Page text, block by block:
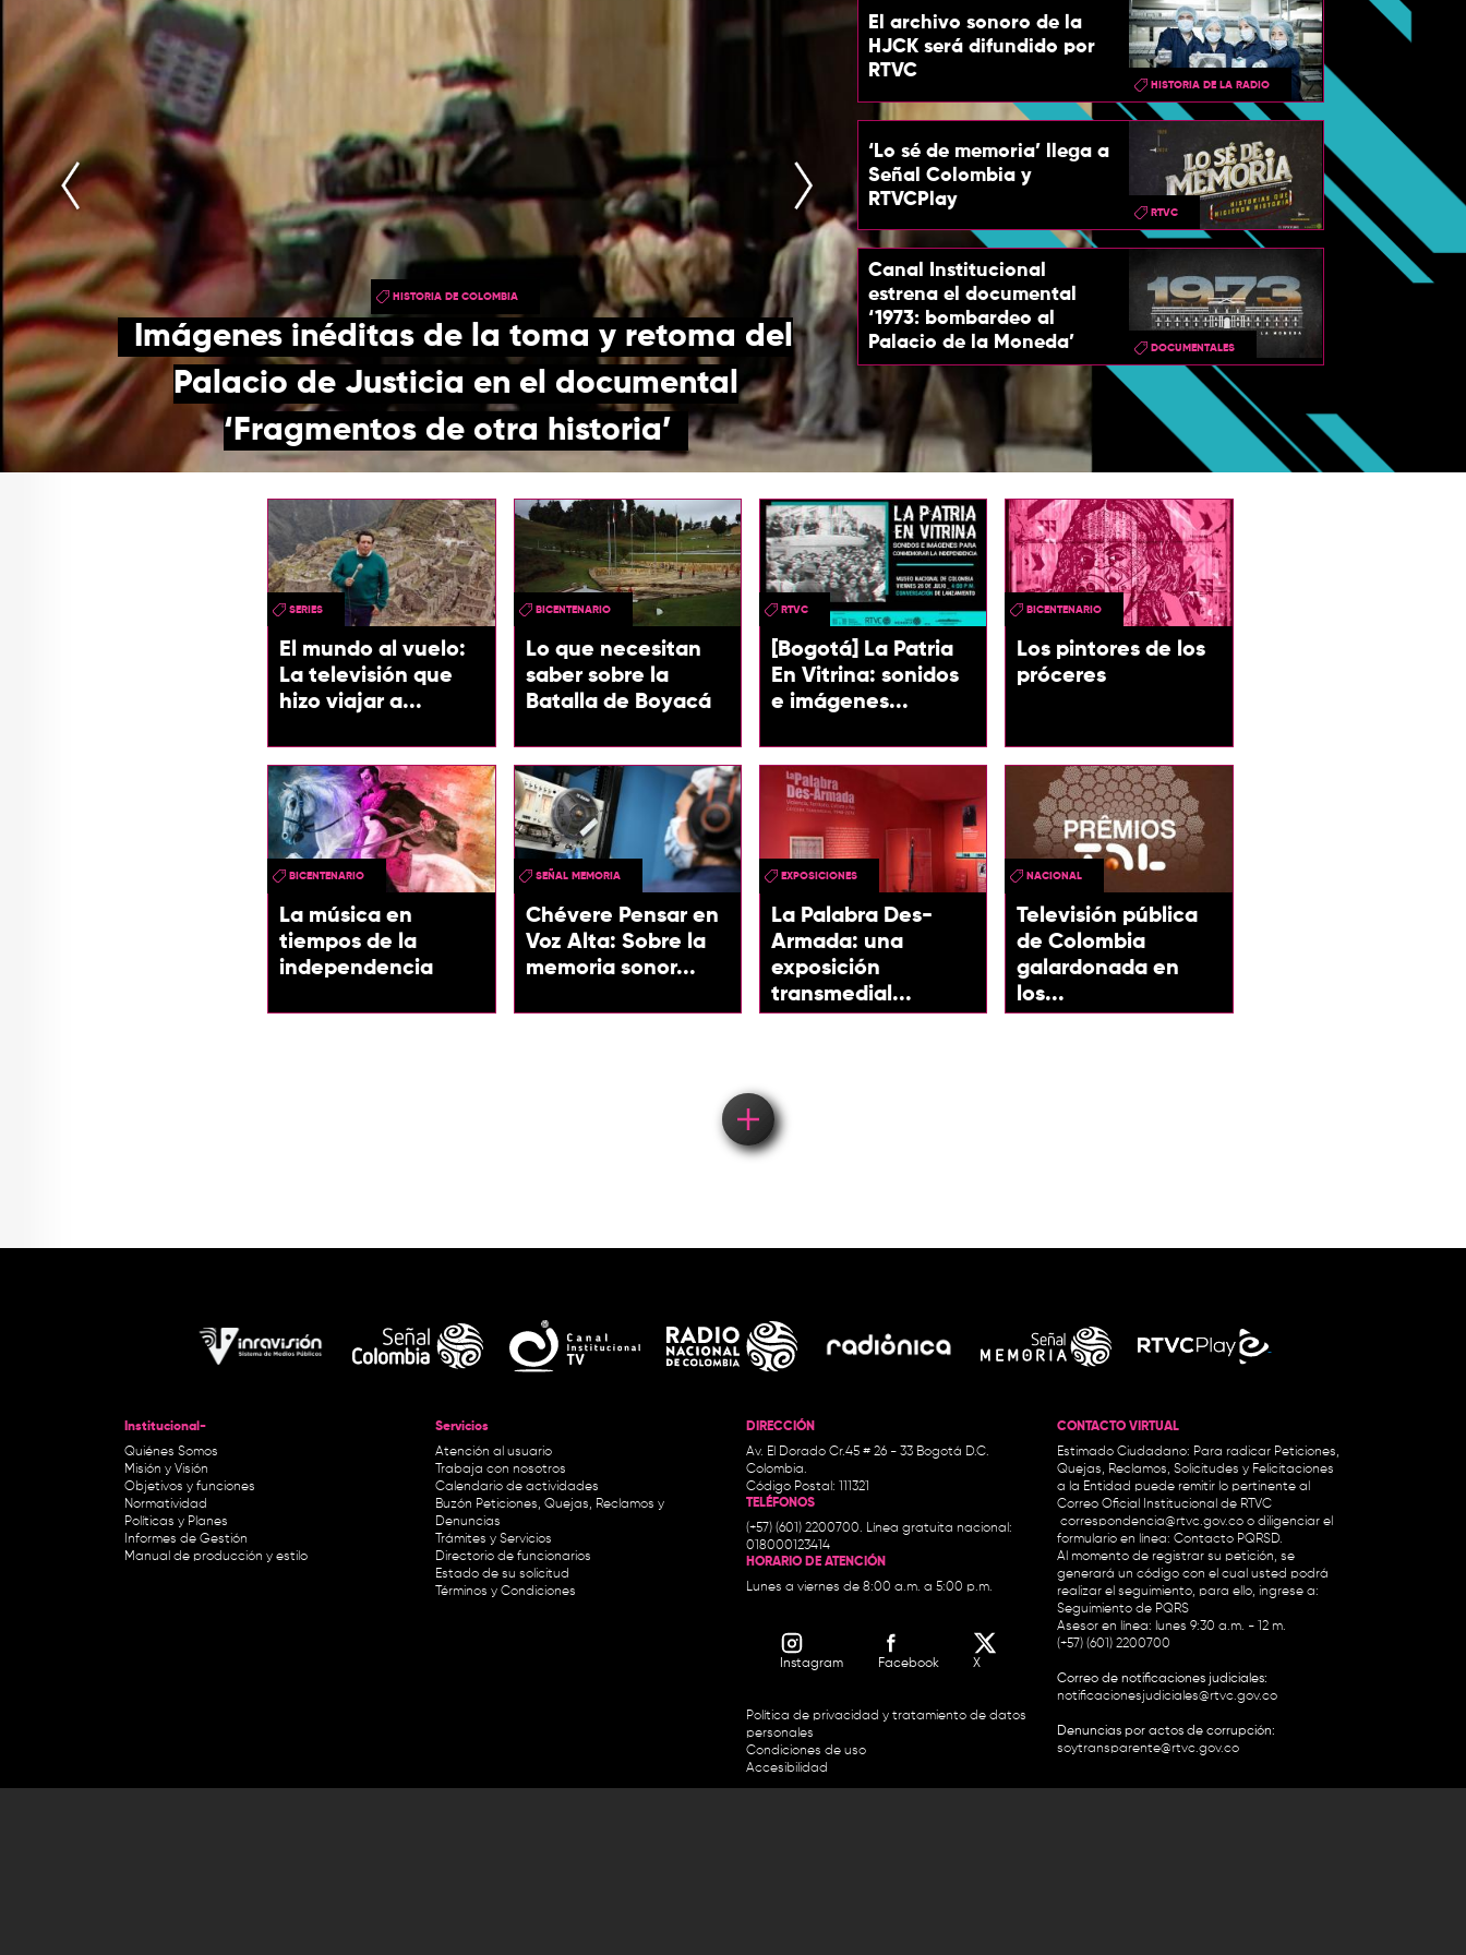
HISTORIA DE COLOMBIA
Imágenes inéditas de la toma y retoma del
Palacio de Justicia en el documental
‘Fragmentos de otra historia’
El archivo sonoro de la
HJCK será difundido por
RTVC
HISTORIA DE LA RADIO
‘Lo sé de memoria’ llega a
Señal Colombia y
RTVCPlay
RTVC
Canal Institucional
estrena el documental
‘1973: bombardeo al
Palacio de la Moneda’
DOCUMENTALES
El mundo al vuelo:
La televisión que
hizo viajar a...
SERIES
Lo que necesitan
saber sobre la
Batalla de Boyacá
BICENTENARIO
[Bogotá] La Patria
En Vitrina: sonidos
e imágenes...
RTVC
Los pintores de los
próceres
BICENTENARIO
La música en
tiempos de la
independencia
BICENTENARIO
Chévere Pensar en
Voz Alta: Sobre la
memoria sonor...
SEÑAL MEMORIA
La Palabra Des-
Armada: una
exposición
transmedial...
EXPOSICIONES
Televisión pública
de Colombia
galardonada en
los...
NACIONAL
Load More
Institucional-
Quiénes Somos
Misión y Visión
Objetivos y funciones
Normatividad
Políticas y Planes
Informes de Gestión
Manual de producción y estilo
Servicios
Atención al usuario
Trabaja con nosotros
Calendario de actividades
Buzón Peticiones, Quejas, Reclamos y
Denuncias
Trámites y Servicios
Directorio de funcionarios
Estado de su solicitud
Términos y Condiciones
DIRECCIÓN
Av. El Dorado Cr.45 # 26 - 33 Bogotá D.C.
Colombia.
Código Postal: 111321
TELÉFONOS
(+57) (601) 2200700. Línea gratuita nacional:
018000123414
HORARIO DE ATENCIÓN
Lunes a viernes de 8:00 a.m. a 5:00 p.m.
Instagram Facebook X
Política de privacidad y tratamiento de datos
personales
Condiciones de uso
Accesibilidad
CONTACTO VIRTUAL
Estimado Ciudadano: Para radicar Peticiones,
Quejas, Reclamos, Solicitudes y Felicitaciones
a la Entidad puede remitir lo pertinente al
Correo Oficial Institucional de RTVC
correspondencia@rtvc.gov.co o diligenciar el
formulario en línea: Contacto PQRSD.
Al momento de registrar su petición, se
generará un código con el cual usted podrá
realizar el seguimiento, para ello, ingrese a:
Seguimiento de PQRS
Asesor en línea: lunes 9:30 a.m. - 12 m.
(+57) (601) 2200700
Correo de notificaciones judiciales:
notificacionesjudiciales@rtvc.gov.co
Denuncias por actos de corrupción:
soytransparente@rtvc.gov.co